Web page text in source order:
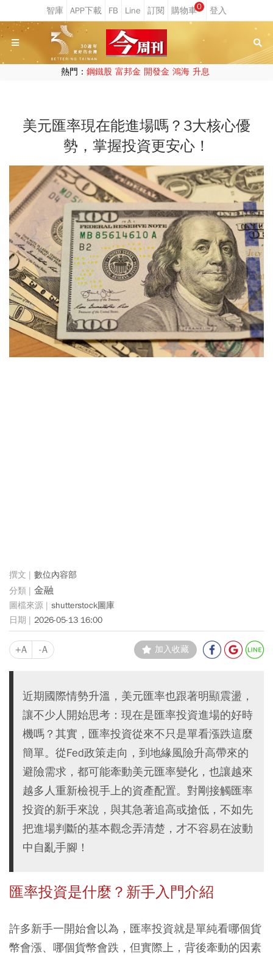
0
熱門： 鋼鐵股 富邦金 開發金 鴻海 升息
美元匯率現在能進場嗎？3大核心優
勢，掌握投資更安心！
數位內容部
金融
shutterstock圖庫
2026-05-13 16:00
+A -A 加入收藏
近期國際情勢升溫，美元匯率也跟著明顯震盪，
讓不少人開始思考：現在是匯率投資進場的好時
機嗎？其實，匯率投資從來不只是單看漲跌這麼
簡單。從Fed政策走向，到地緣風險升高帶來的
避險需求，都可能牽動美元匯率變化，也讓越來
越多人重新檢視手上的資產配置。對剛接觸匯率
投資的新手來說，與其急著追高或搶低，不如先
把進場判斷的基本觀念弄清楚，才不容易在波動
中自亂手腳！
匯率投資是什麼？新手入門介紹
許多新手一開始會以為，匯率投資就是單純看哪個貨
幣會漲、哪個貨幣會跌，但實際上，背後牽動的因素